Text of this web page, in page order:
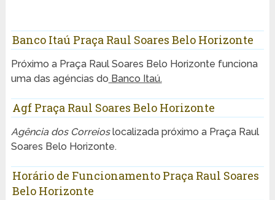
Banco Itaú Praça Raul Soares Belo Horizonte
Próximo a Praça Raul Soares Belo Horizonte funciona
uma das agéncias do Banco Itaú.
Agf Praça Raul Soares Belo Horizonte
Agência dos Correioslocalizada próximo a Praça Raul
Soares Belo Horizonte.
Horário de Funcionamento Praça Raul Soares
Belo Horizonte